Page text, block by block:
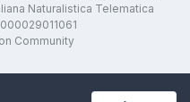
Naturalistica Telematica
Community